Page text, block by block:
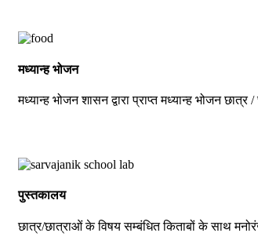
मध्यान्ह भोजन
मध्यान्ह भोजन शासन द्वारा प्राप्त मध्यान्ह भोजन छात्र
पुस्तकालय
छात्र/छात्राओं के विषय सम्बंधित किताबों के साथ